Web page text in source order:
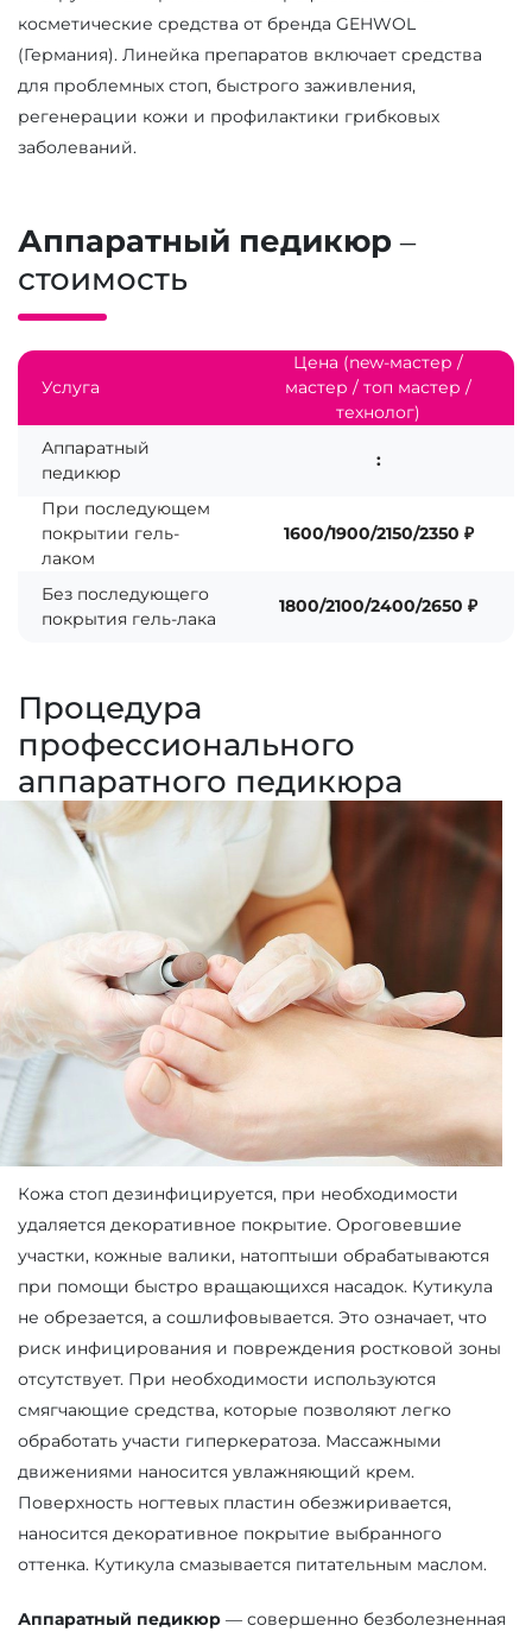
косметические средства от бренда GEHWOL
(Германия). Линейка препаратов включает средства
для проблемных стоп, быстрого заживления,
регенерации кожи и профилактики грибковых
заболеваний.
Аппаратный педикюр –
стоимость
Услуга
Цена (new-мастер /
мастер / топ мастер /
технолог)
Аппаратный
педикюр
:
При последующем
покрытии гель-
лаком
1600/1900/2150/2350 ₽
Без последующего
покрытия гель-лака
1800/2100/2400/2650 ₽
Процедура
профессионального
аппаратного педикюра
Кожа стоп дезинфицируется, при необходимости
удаляется декоративное покрытие. Ороговевшие
участки, кожные валики, натоптыши обрабатываются
при помощи быстро вращающихся насадок. Кутикула
не обрезается, а сошлифовывается. Это означает, что
риск инфицирования и повреждения ростковой зоны
отсутствует. При необходимости используются
смягчающие средства, которые позволяют легко
обработать участи гиперкератоза. Массажными
движениями наносится увлажняющий крем.
Поверхность ногтевых пластин обезжиривается,
наносится декоративное покрытие выбранного
оттенка. Кутикула смазывается питательным маслом.
Аппаратный педикюр — совершенно безболезненная